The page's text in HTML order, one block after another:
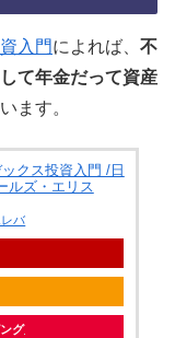
入門によれば、 不
て年金だって資産
ます。
クス投資入門 /日
ルズ・エリス
バ
グ